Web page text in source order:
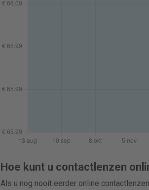
Hoe kunt u contactlenzen
Als u nog nooit eerder online